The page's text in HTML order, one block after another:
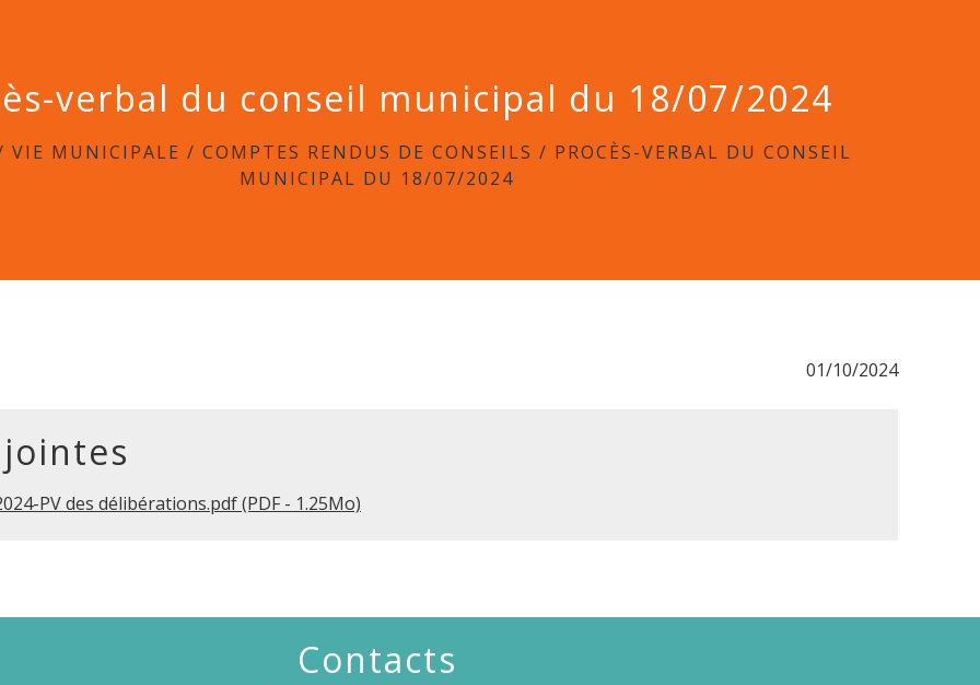
verbal du conseil municipal du 18/07/2024
VIE MUNICIPALE /COMPTES RENDUS DE CONSEILS / PROCÈS-VERBAL DU CONSEIL
MUNICIPAL DU 18/07/2024
01/10/2024
jointes
PV des délibérations.pdf (PDF - 1.25Mo)
Contacts